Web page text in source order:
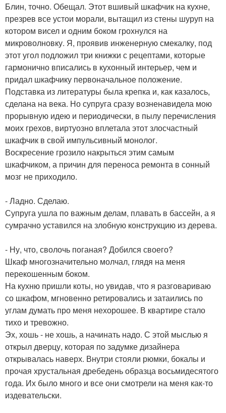
Блин, точно. Обещал. Этот вшивый шкафчик на кухне,
презрев все устои морали, вытащил из стены шуруп на
котором висел и одним боком грохнулся на
микроволновку. Я, проявив инженерную смекалку, под
этот угол подложил три книжки с рецептами, которые
гармонично вписались в кухонный интерьер, чем и
придал шкафчику первоначальное положение.
Подставка из литературы была крепка и, как казалось,
сделана на века. Но супруга сразу возненавидела мою
прорывную идею и периодически, в пылу перечисления
моих грехов, виртуозно вплетала этот злосчастный
шкафчик в свой импульсивный монолог.
Воскресение грозило накрыться этим самым
шкафчиком, а причин для переноса ремонта в сонный
мозг не приходило.
- Ладно. Сделаю.
Супруга ушла по важным делам, плавать в бассейн, а я
сумрачно уставился на злобную конструкцию из дерева.
- Ну, что, сволочь поганая? Добился своего?
Шкаф многозначительно молчал, глядя на меня
перекошенным боком.
На кухню пришли коты, но увидав, что я разговариваю
со шкафом, мгновенно ретировались и затаились по
углам думать про меня нехорошее. В квартире стало
тихо и тревожно.
Эх, хошь - не хошь, а начинать надо. С этой мыслью я
открыл дверцу, которая по задумке дизайнера
открывалась наверх. Внутри стояли рюмки, бокалы и
прочая хрустальная дребедень образца восьмидесятого
года. Их было много и все они смотрели на меня как-то
издевательски.